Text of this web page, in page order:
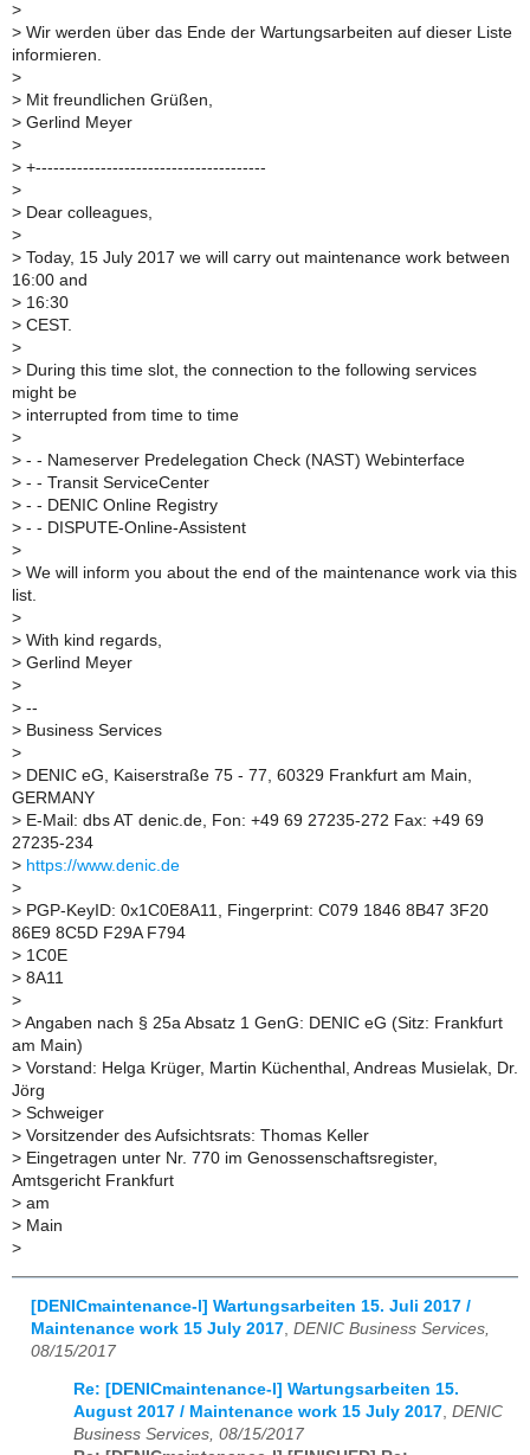
>
> Wir werden über das Ende der Wartungsarbeiten auf dieser Liste
informieren.
>
> Mit freundlichen Grüßen,
> Gerlind Meyer
>
> +---------------------------------------
>
> Dear colleagues,
>
> Today, 15 July 2017 we will carry out maintenance work between
16:00 and
> 16:30
> CEST.
>
> During this time slot, the connection to the following services
might be
> interrupted from time to time
>
> - - Nameserver Predelegation Check (NAST) Webinterface
> - - Transit ServiceCenter
> - - DENIC Online Registry
> - - DISPUTE-Online-Assistent
>
> We will inform you about the end of the maintenance work via this
list.
>
> With kind regards,
> Gerlind Meyer
>
> --
> Business Services
>
> DENIC eG, Kaiserstraße 75 - 77, 60329 Frankfurt am Main,
GERMANY
> E-Mail: dbs AT denic.de, Fon: +49 69 27235-272 Fax: +49 69
27235-234
> https://www.denic.de
>
> PGP-KeyID: 0x1C0E8A11, Fingerprint: C079 1846 8B47 3F20
86E9 8C5D F29A F794
> 1C0E
> 8A11
>
> Angaben nach § 25a Absatz 1 GenG: DENIC eG (Sitz: Frankfurt
am Main)
> Vorstand: Helga Krüger, Martin Küchenthal, Andreas Musielak, Dr.
Jörg
> Schweiger
> Vorsitzender des Aufsichtsrats: Thomas Keller
> Eingetragen unter Nr. 770 im Genossenschaftsregister,
Amtsgericht Frankfurt
> am
> Main
>
[DENICmaintenance-l] Wartungsarbeiten 15. Juli 2017 /
Maintenance work 15 July 2017 DENIC Business Services,
08/15/2017
Re: [DENICmaintenance-l] Wartungsarbeiten 15.
August 2017 / Maintenance work 15 July 2017, DENIC
Business Services, 08/15/2017